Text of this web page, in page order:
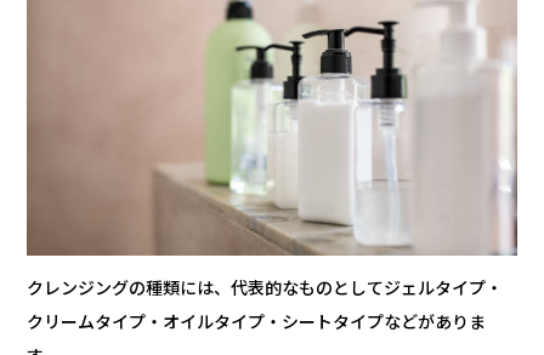
クレンジングの種類には、代表的なものとしてジェルタイプ・
クリームタイプ・オイルタイプ・シートタイプなどがありま